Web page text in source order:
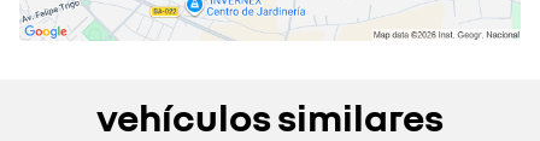
vehículos similares